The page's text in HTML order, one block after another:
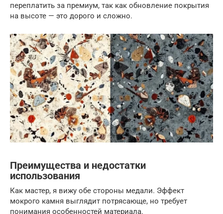
переплатить за премиум, так как обновление покрытия
на высоте — это дорого и сложно.
Преимущества и недостатки
использования
Как мастер, я вижу обе стороны медали. Эффект
мокрого камня выглядит потрясающе, но требует
понимания особенностей материала.